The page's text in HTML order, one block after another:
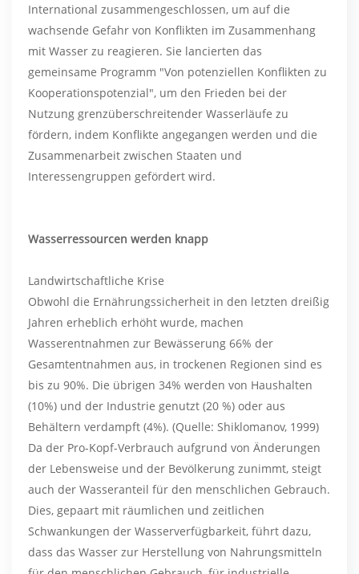
International zusammengeschlossen, um auf die
wachsende Gefahr von Konflikten im Zusammenhang
mit Wasser zu reagieren. Sie lancierten das
gemeinsame Programm "Von potenziellen Konflikten zu
Kooperationspotenzial", um den Frieden bei der
Nutzung grenzüberschreitender Wasserläufe zu
fördern, indem Konflikte angegangen werden und die
Zusammenarbeit zwischen Staaten und
Interessengruppen gefördert wird.
Wasserressourcen werden knapp
Landwirtschaftliche Krise
Obwohl die Ernährungssicherheit in den letzten dreißig
Jahren erheblich erhöht wurde, machen
Wasserentnahmen zur Bewässerung 66% der
Gesamtentnahmen aus, in trockenen Regionen sind es
bis zu 90%. Die übrigen 34% werden von Haushalten
(10%) und der Industrie genutzt (20 %) oder aus
Behältern verdampft (4%). (Quelle: Shiklomanov, 1999)
Da der Pro-Kopf-Verbrauch aufgrund von Änderungen
der Lebensweise und der Bevölkerung zunimmt, steigt
auch der Wasseranteil für den menschlichen Gebrauch.
Dies, gepaart mit räumlichen und zeitlichen
Schwankungen der Wasserverfügbarkeit, führt dazu,
dass das Wasser zur Herstellung von Nahrungsmitteln